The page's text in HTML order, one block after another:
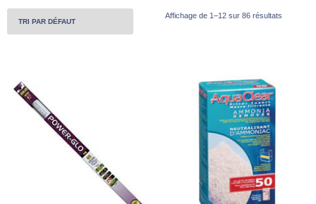
Affichage de 1–12 sur 86 résultats